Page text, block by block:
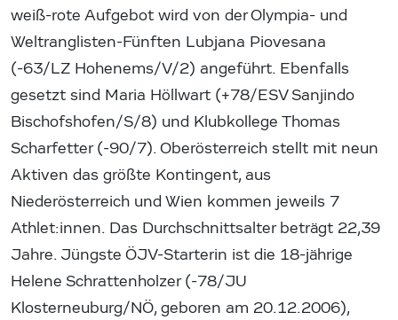
weiß-rote Aufgebot wird von der Olympia- und
Weltranglisten-Fünften Lubjana Piovesana
(-63/LZ Hohenems/V/2) angeführt. Ebenfalls
gesetzt sind Maria Höllwart (+78/ESV Sanjindo
Bischofshofen/S/8) und Klubkollege Thomas
Scharfetter (-90/7). Oberösterreich stellt mit neun
Aktiven das größte Kontingent, aus
Niederösterreich und Wien kommen jeweils 7
Athlet:innen. Das Durchschnittsalter beträgt 22,39
Jahre. Jüngste ÖJV-Starterin ist die 18-jährige
Helene Schrattenholzer (-78/JU
Klosterneuburg/NÖ, geboren am 20.12.2006),